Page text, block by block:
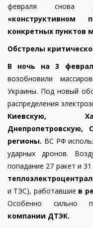
февраля снова
«конструктивном
конкретных пунктов
Обстрелы
В ночь на 3
возобновили
Украины. Под новый
распределения
Киевскую,
Днепропетровскую,
регионы. ВС РФ
ударных дронов.
попадание 27 ракет и
и ТЭС), работавшие в
Особенно сильно
компании ДТЭК.